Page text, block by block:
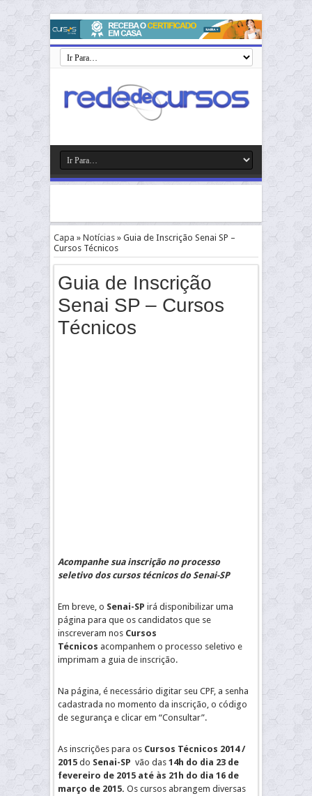
Capa » Notícias » Guia de Inscrição Senai SP –
Cursos Técnicos
Guia de Inscrição
Senai SP – Cursos
Técnicos
Acompanhe sua inscrição no processo
seletivo dos cursos técnicos do Senai-SP
Em breve, o Senai-SP irá disponibilizar uma
página para que os candidatos que se
inscreveram nos Cursos
Técnicos acompanhem o processo seletivo e
imprimam a guia de inscrição.
Na página, é necessário digitar seu CPF, a senha
cadastrada no momento da inscrição, o código
de segurança e clicar em “Consultar”.
As inscrições para os Cursos Técnicos 2014 /
2015 do Senai-SP vão das 14h do dia 23 de
fevereiro de 2015 até às 21h do dia 16 de
março de 2015. Os cursos abrangem diversas